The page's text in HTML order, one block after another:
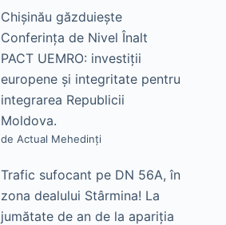
Chișinău găzduiește
Conferința de Nivel Înalt
PACT UEMRO: investiții
europene și integritate pentru
integrarea Republicii
Moldova.
de Actual Mehedinți
Trafic sufocant pe DN 56A, în
zona dealului Stârmina! La
jumătate de an de la apariția